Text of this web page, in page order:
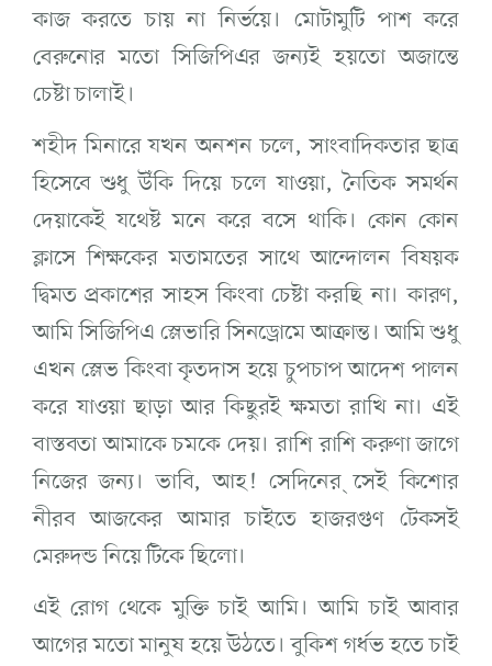
কাজ করতে চায় না নির্ভয়ে। মোটামুটি পাশ করে
বেরুনোর মতো সিজিপিএর জন্যই হয়তো অজান্তে
চেষ্টা চালাই।
শহীদ মিনারে যখন অনশন চলে, সাংবাদিকতার ছাত্র
হিসেবে শুধু উঁকি দিয়ে চলে যাওয়া, নৈতিক সমর্থন
দেয়াকেই যথেষ্ট মনে করে বসে থাকি। কোন কোন
ক্লাসে শিক্ষকের মতামতের সাথে আন্দোলন বিষয়ক
দ্বিমত প্রকাশের সাহস কিংবা চেষ্টা করছি না। কারণ,
আমি সিজিপিএ স্লেভারি সিনড্রোমে আক্রান্ত। আমি শুধু
এখন স্লেভ কিংবা কৃতদাস হয়ে চুপচাপ আদেশ পালন
করে যাওয়া ছাড়া আর কিছুরই ক্ষমতা রাখি না। এই
বাস্তবতা আমাকে চমকে দেয়। রাশি রাশি করুণা জাগে
নিজের জন্য। ভাবি, আহ! সেদিনের ্সেই কিশোর
নীরব আজকের আমার চাইতে হাজরগুণ টেকসই
মেরুদন্ড নিয়ে টিকে ছিলো।
এই রোগ থেকে মুক্তি চাই আমি। আমি চাই আবার
আগের মতো মানুষ হয়ে উঠতে। বুকিশ গর্ধভ হতে চাই